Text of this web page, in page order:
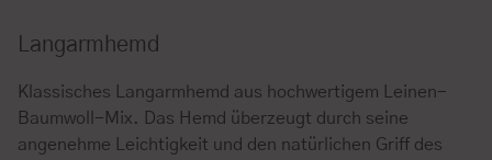
Langarmhemd
Klassisches Langarmhemd aus hochwertigem Leinen-
Baumwoll-Mix. Das Hemd überzeugt durch seine
angenehme Leichtigkeit und den natürlichen Griff des